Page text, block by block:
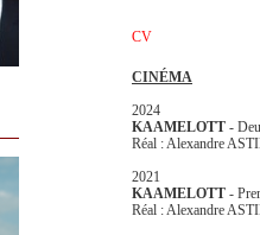
CV
CINÉMA
2024
KAAMELOTT -
Réal : Alexandre
2021
KAAMELOTT -
Réal : Alexandre